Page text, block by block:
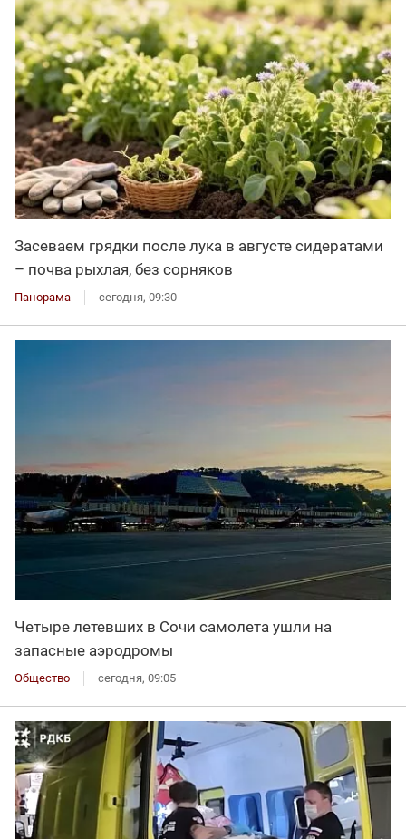
Засеваем грядки после лука в августе сидератами
– почва рыхлая, без сорняков
Панорама сегодня, 09:30
Четыре летевших в Сочи самолета ушли на
запасные аэродромы
Общество сегодня, 09:05